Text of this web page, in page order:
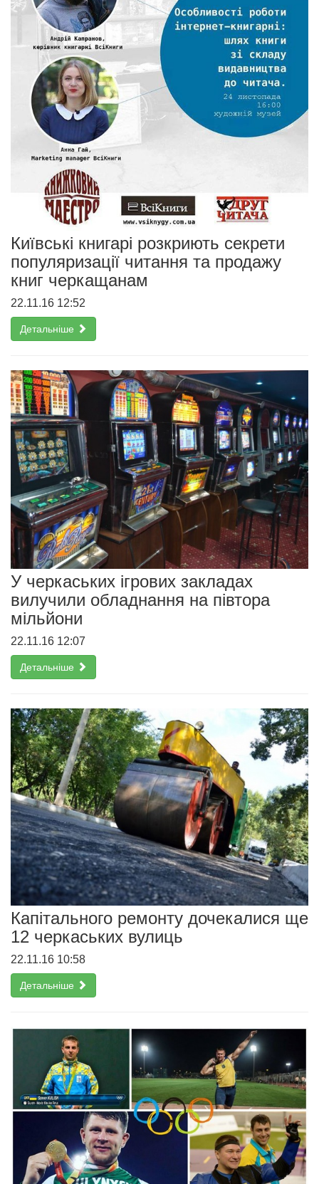
Київські книгарі розкриють секрети
популяризації читання та продажу
книг черкащанам
22.11.16 12:52
Детальніше
У черкаських ігрових закладах
вилучили обладнання на півтора
мільйони
22.11.16 12:07
Детальніше
Капітального ремонту дочекалися ще
12 черкаських вулиць
22.11.16 10:58
Детальніше